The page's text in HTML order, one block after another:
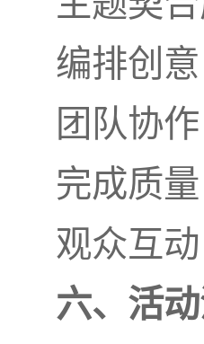
编排创
团队协
完成质
观众互
六、活